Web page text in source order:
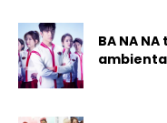
BA NA